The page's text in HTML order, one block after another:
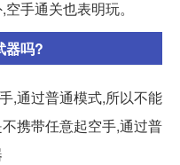
手通关也表明玩。
器吗?
,通过普通模式,所以不能
携带任意起空手,通过普